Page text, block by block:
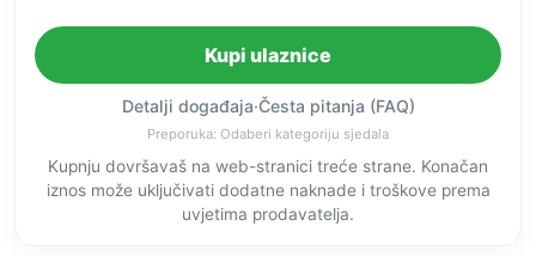
Kupi ulaznice
Detalji događaja·Česta pitanja (FAQ)
Preporuka: Odaberi kategoriju sjedala
Kupnju dovršavaš na web-stranici treće strane. Konačan
iznos može uključivati dodatne naknade i troškove prema
uvjetima prodavatelja.